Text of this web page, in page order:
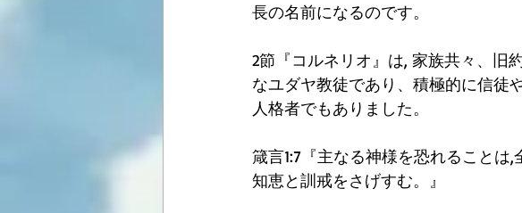
長の名前になるのです。
2節『コルネリオ』は, 家族共々、旧
なユダヤ教徒であり、積極的に信徒
人格者でもありました。
箴言1:7『主なる神様を恐れること
知恵と訓戒をさげすむ。』